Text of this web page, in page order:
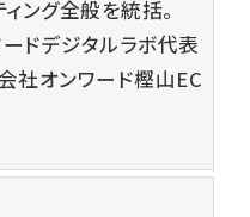
ング全般を統括。
ドデジタルラボ代表
社オンワード樫山EC